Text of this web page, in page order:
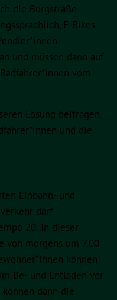
die Burgstraße
E-Bikes
und müssen dann auf
vom
Lösung beitragen.
und die
Einbahn- und
darf
20. In dieser
von morgens um 7.00
können
Be- und Entladen vor
dann die